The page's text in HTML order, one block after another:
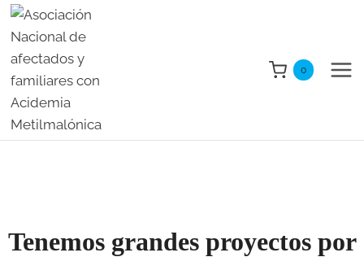
Saltar
contenido
0
Tenemos grandes proyectos por